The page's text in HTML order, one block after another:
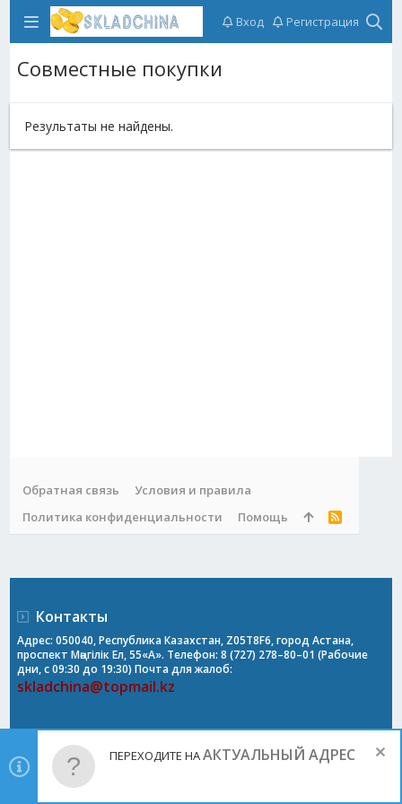
Вход Регистрация
Совместные покупки
Результаты не найдены.
Обратная связь
Условия и правила
Политика конфиденциальности
Помощь
R
Контакты
Адрес: 050040, Республика Казахстан, Z05T8F6, город Астана,
проспект Мәңгілік Ел, 55«А». Телефон: 8 (727) 278–80–01 (Рабочие
дни, с 09:30 до 19:30) Почта для жалоб:
skladchina@topmail.kz
ПЕРЕХОДИТЕ НААКТУАЛЬНЫЙ АДРЕС